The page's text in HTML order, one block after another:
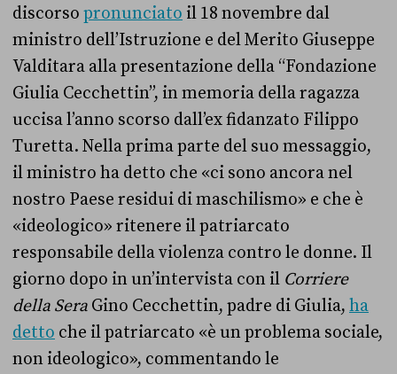
discorso pronunciato il 18 novembre dal
ministro dell’Istruzione e del Merito Giuseppe
Valditara alla presentazione della “Fondazione
Giulia Cecchettin”, in memoria della ragazza
uccisa l’anno scorso dall’ex fidanzato Filippo
Turetta. Nella prima parte del suo messaggio,
il ministro ha detto che «ci sono ancora nel
nostro Paese residui di maschilismo» e che è
«ideologico» ritenere il patriarcato
responsabile della violenza contro le donne. Il
giorno dopo in un’intervista con il Corriere
della Sera Gino Cecchettin, padre di Giulia, ha
detto che il patriarcato «è un problema sociale,
non ideologico», commentando le